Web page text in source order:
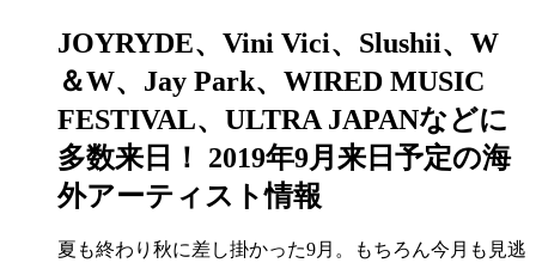
JOYRYDE、Vini Vici、Slushii、W
＆W、Jay Park、WIRED MUSIC
FESTIVAL、ULTRA JAPANなどに
多数来日！ 2019年9月来日予定の海
外アーティスト情報
夏も終わり秋に差し掛かった9月。もちろん今月も見逃